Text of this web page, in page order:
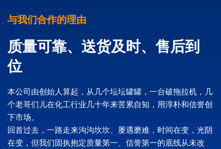
与我们合作的理由
质量可靠、送货及时、售后到
位
本公司由创始人算起，从几个坛坛罐罐，一台破拖拉机，几
个老哥们儿在化工行业几十年来苦累自知，用淳朴和信誉创
下市场。
回首过去，一路走来沟沟坎坎、屡遇磨难，时间在变，光阴
在变，但我们固执抱定质量第一、信誉第一的底线从未改